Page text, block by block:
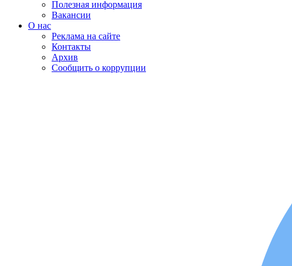
Полезная информация
Вакансии
О нас
Реклама на сайте
Контакты
Архив
Сообщить о коррупции